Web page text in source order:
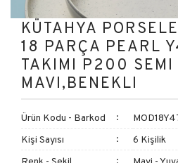
KÜTAHYA
18 PARÇA PEARL
TAKIMI P200 SEMI
MAVI,BENEKLI
Ürün Kodu - Barkod
Kişi Sayısı
6 Kişilik